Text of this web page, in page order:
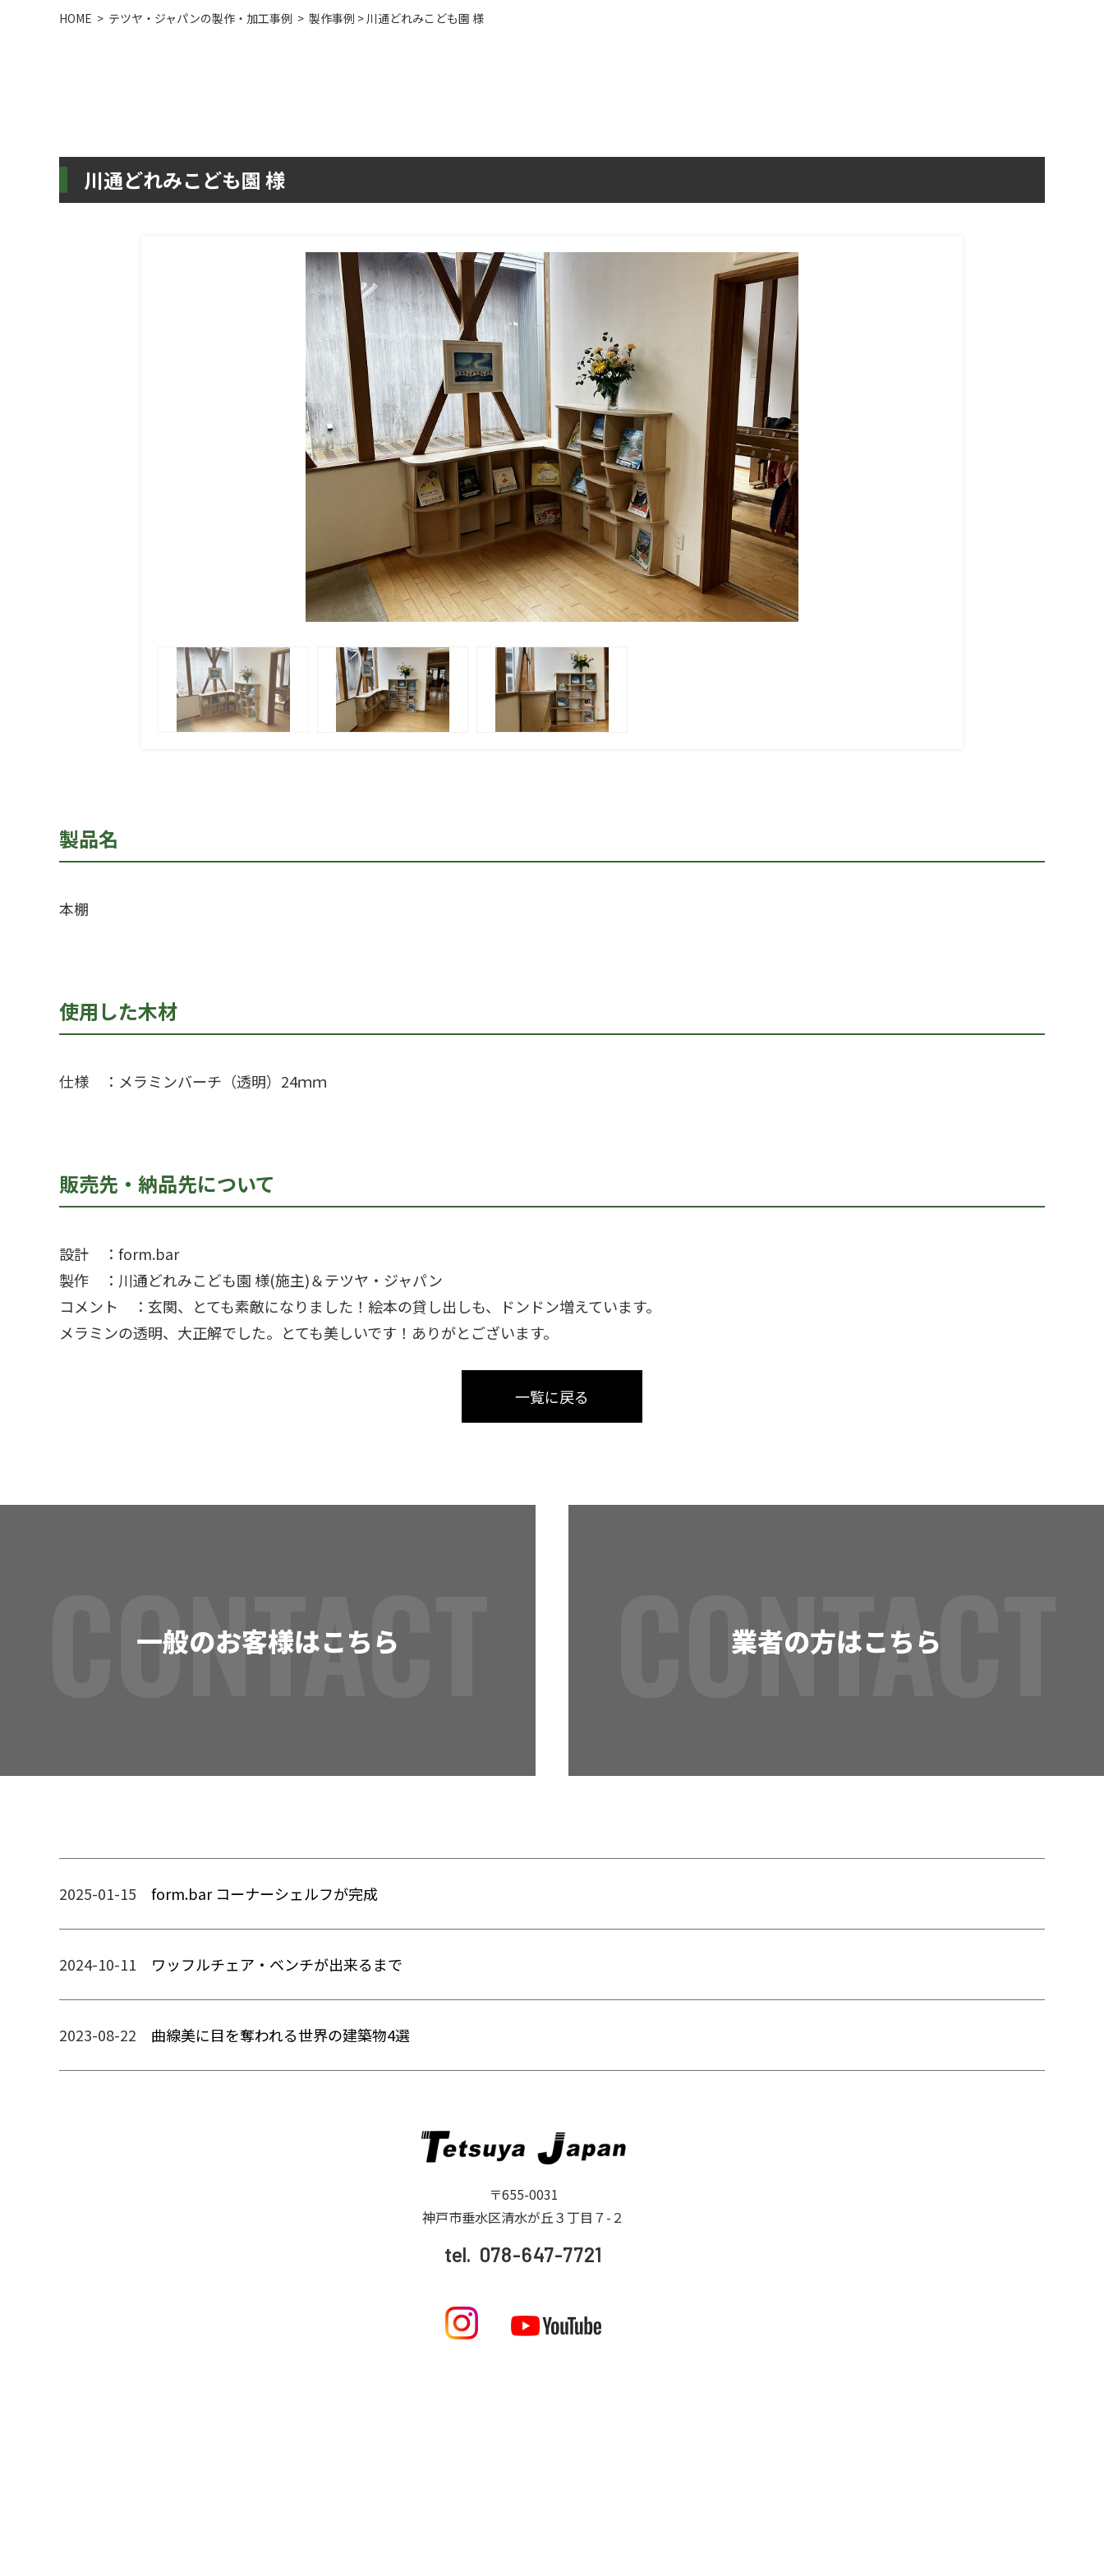
HOME > テツヤ・ジャパンの製作・加工事例 > 製作事例 >川通どれみこども園 様
川通どれみこども園 様
製品名
本棚
使用した木材
仕様 ：メラミンバーチ（透明）24ｍｍ
販売先・納品先について
設計 ：form.bar
製作 ：川通どれみこども園 様(施主)＆テツヤ・ジャパン
コメント ：玄関、とても素敵になりました！絵本の貸し出しも、ドンドン増えています。
メラミンの透明、大正解でした。とても美しいです！ありがとございます。
一覧に戻る
CONTACT
一般のお客様はこちら CONTACT
業者の方はこちら
2025-01-15 form.bar コーナーシェルフが完成
2024-10-11 ワッフルチェア・ベンチが出来るまで
2023-08-22 曲線美に目を奪われる世界の建築物4選
〒655-0031
神戸市垂水区清水が丘３丁目７-２
tel. 078-647-7721